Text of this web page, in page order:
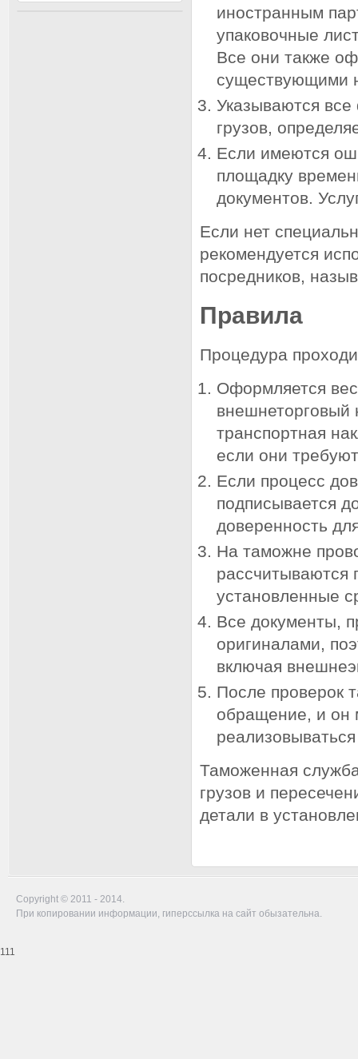
иностранным
упаковочные
Все они также
существующими
Указываются
грузов,
Если имеются
площадку
документов.
Если нет
рекомендуется
посредников,
Правила
Процедура
Оформляется
внешнеторговый
транспортная
если они
Если процесс
подписывается
доверенность
На таможне
рассчитываются
установленные
Все документы,
оригиналами,
включая
После проверок
обращение, и он
Таможенная
грузов и
детали в
Copyright © 2011 - 2014.
При копировании информации, гиперссылка на сайт обызательна.
111